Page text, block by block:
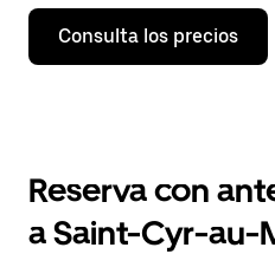
Pulsa
flecha
calendario
seleccionar
Consulta los precios
Reserva con
a Saint-Cyr-